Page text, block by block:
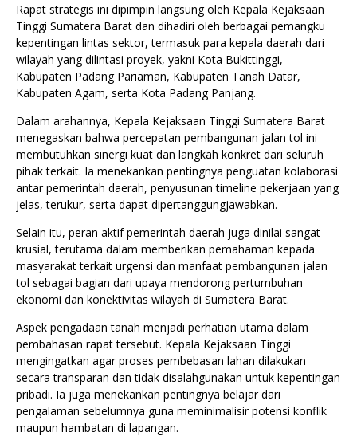
Rapat strategis ini dipimpin langsung oleh Kepala Kejaksaan
Tinggi Sumatera Barat dan dihadiri oleh berbagai pemangku
kepentingan lintas sektor, termasuk para kepala daerah dari
wilayah yang dilintasi proyek, yakni Kota Bukittinggi,
Kabupaten Padang Pariaman, Kabupaten Tanah Datar,
Kabupaten Agam, serta Kota Padang Panjang.
Dalam arahannya, Kepala Kejaksaan Tinggi Sumatera Barat
menegaskan bahwa percepatan pembangunan jalan tol ini
membutuhkan sinergi kuat dan langkah konkret dari seluruh
pihak terkait. Ia menekankan pentingnya penguatan kolaborasi
antar pemerintah daerah, penyusunan timeline pekerjaan yang
jelas, terukur, serta dapat dipertanggungjawabkan.
Selain itu, peran aktif pemerintah daerah juga dinilai sangat
krusial, terutama dalam memberikan pemahaman kepada
masyarakat terkait urgensi dan manfaat pembangunan jalan
tol sebagai bagian dari upaya mendorong pertumbuhan
ekonomi dan konektivitas wilayah di Sumatera Barat.
Aspek pengadaan tanah menjadi perhatian utama dalam
pembahasan rapat tersebut. Kepala Kejaksaan Tinggi
mengingatkan agar proses pembebasan lahan dilakukan
secara transparan dan tidak disalahgunakan untuk kepentingan
pribadi. Ia juga menekankan pentingnya belajar dari
pengalaman sebelumnya guna meminimalisir potensi konflik
maupun hambatan di lapangan.